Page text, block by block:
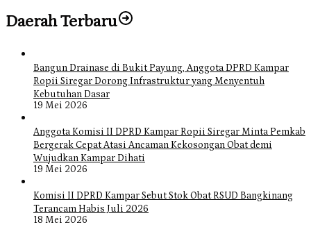
Daerah Terbaru
Bangun Drainase di Bukit Payung, Anggota DPRD Kampar
Ropii Siregar Dorong Infrastruktur yang Menyentuh
Kebutuhan Dasar
19 Mei 2026
Anggota Komisi II DPRD Kampar Ropii Siregar Minta Pemkab
Bergerak Cepat Atasi Ancaman Kekosongan Obat demi
Wujudkan Kampar Dihati
19 Mei 2026
Komisi II DPRD Kampar Sebut Stok Obat RSUD Bangkinang
Terancam Habis Juli 2026
18 Mei 2026